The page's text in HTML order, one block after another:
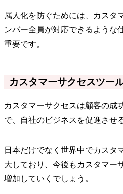
属人化を防ぐためには、カスタ
ンバー全員が対応できるような
重要です。
カスタマーサクセスツー
カスタマーサクセスは顧客の成
で、自社のビジネスを促進させ
日本だけでなく世界中でカスタ
大しており、今後もカスタマー
増加していくでしょう。